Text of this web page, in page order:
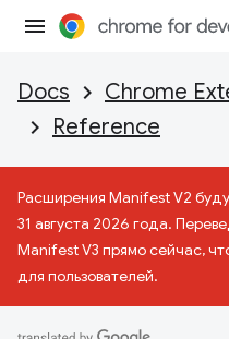
Docs Chrome
Reference
Расширения Manifest V2
31 августа 2026 года.
Manifest V3 прямо сейчас,
для пользователей.